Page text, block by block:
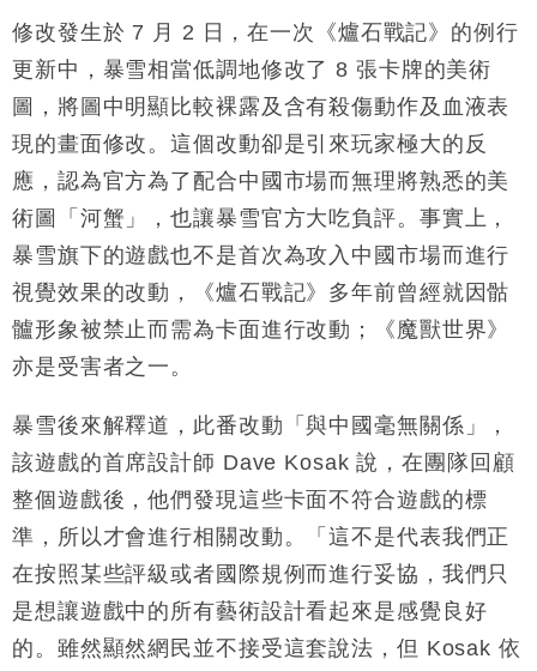
修改發生於 7 月 2 日，在一次《爐石戰記》的例行
更新中，暴雪相當低調地修改了 8 張卡牌的美術
圖，將圖中明顯比較裸露及含有殺傷動作及血液表
現的畫面修改。這個改動卻是引來玩家極大的反
應，認為官方為了配合中國市場而無理將熟悉的美
術圖「河蟹」，也讓暴雪官方大吃負評。事實上，
暴雪旗下的遊戲也不是首次為攻入中國市場而進行
視覺效果的改動，《爐石戰記》多年前曾經就因骷
髗形象被禁止而需為卡面進行改動；《魔獸世界》
亦是受害者之一。
暴雪後來解釋道，此番改動「與中國毫無關係」，
該遊戲的首席設計師 Dave Kosak 說，在團隊回顧
整個遊戲後，他們發現這些卡面不符合遊戲的標
準，所以才會進行相關改動。「這不是代表我們正
在按照某些評級或者國際規例而進行妥協，我們只
是想讓遊戲中的所有藝術設計看起來是感覺良好
的。雖然顯然網民並不接受這套說法，但 Kosak 依